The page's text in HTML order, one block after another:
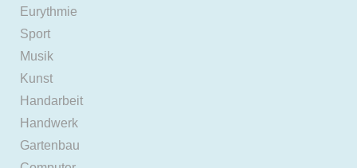
Eurythmie
Sport
Musik
Kunst
Handarbeit
Handwerk
Gartenbau